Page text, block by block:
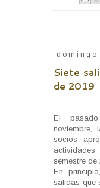
Siete
de 2019
El
noviembre,
socios
semestre de
En
salidas que